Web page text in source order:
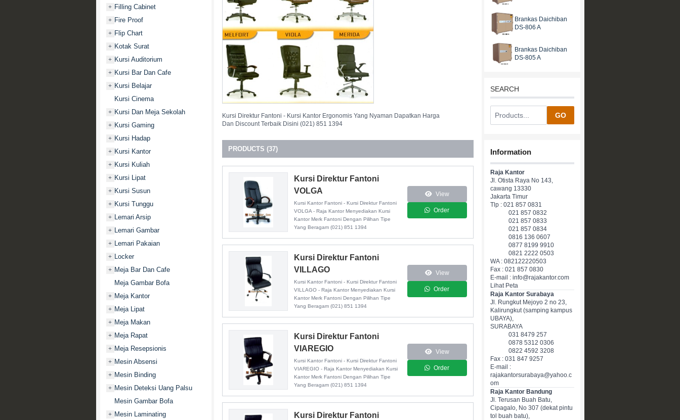
+ Filling Cabinet
+ Fire Proof
+ Flip Chart
+ Kotak Surat
+ Kursi Auditorium
+ Kursi Bar Dan Cafe
+ Kursi Belajar
Kursi Cinema
+ Kursi Dan Meja Sekolah
+ Kursi Gaming
+ Kursi Hadap
+ Kursi Kantor
+ Kursi Kuliah
+ Kursi Lipat
+ Kursi Susun
+ Kursi Tunggu
+ Lemari Arsip
+ Lemari Gambar
+ Lemari Pakaian
+ Locker
+ Meja Bar Dan Cafe
Meja Gambar Bofa
+ Meja Kantor
+ Meja Lipat
+ Meja Makan
+ Meja Rapat
+ Meja Resepsionis
+ Mesin Absensi
+ Mesin Binding
+ Mesin Deteksi Uang Palsu
Mesin Gambar Bofa
+ Mesin Laminating
Kursi Direktur Fantoni - Kursi Kantor Ergonomis Yang Nyaman Dapatkan Harga
Dan Discount Terbaik Disini (021) 851 1394
PRODUCTS (37)
Kursi Direktur Fantoni
VOLGA
Kursi Kantor Fantoni - Kursi Direktur Fantoni
VOLGA - Raja Kantor Menyediakan Kursi
Kantor Merk Fantoni Dengan Pilihan Tipe
Yang Beragam (021) 851 1394
View
Order
Kursi Direktur Fantoni
VILLAGO
Kursi Kantor Fantoni - Kursi Direktur Fantoni
VILLAGO - Raja Kantor Menyediakan Kursi
Kantor Merk Fantoni Dengan Pilihan Tipe
Yang Beragam (021) 851 1394
View
Order
Kursi Direktur Fantoni
VIAREGIO
Kursi Kantor Fantoni - Kursi Direktur Fantoni
VIAREGIO - Raja Kantor Menyediakan Kursi
Kantor Merk Fantoni Dengan Pilihan Tipe
Yang Beragam (021) 851 1394
View
Order
Kursi Direktur Fantoni
Brankas Daichiban
DS-806 A
Brankas Daichiban
DS-805 A
SEARCH
GO
Information
Raja Kantor
Jl. Otista Raya No 143,
cawang 13330
Jakarta Timur
Tlp : 021 857 0831
021 857 0832
021 857 0833
021 857 0834
0816 136 0607
0877 8199 9910
0821 2222 0503
WA : 082122220503
Fax : 021 857 0830
E-mail : info@rajakantor.com
Lihat Peta
Raja Kantor Surabaya
Jl. Rungkut Mejoyo 2 no 23,
Kalirungkut (samping kampus
UBAYA),
SURABAYA
031 8479 257
0878 5312 0306
0822 4592 3208
Fax : 031 847 9257
E-mail :
rajakantorsurabaya@yahoo.c
om
Raja Kantor Bandung
Jl. Terusan Buah Batu,
Cipagalo, No 307 (dekat pintu
tol buah batu),